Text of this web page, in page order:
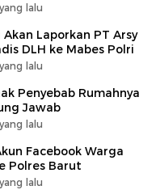
lalu
Laporkan PT Arsy
DLH ke Mabes Polri
lalu
Penyebab Rumahnya
Jawab
lalu
Facebook Warga
Polres Barut
lalu